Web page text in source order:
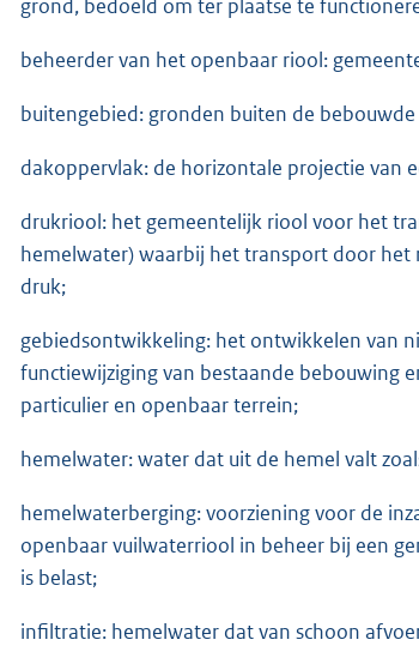
grond, bedoeld om ter plaatse te
beheerder van het openbaar riool:
buitengebied: gronden buiten de
dakoppervlak: de horizontale projectie van
drukriool: het gemeentelijk riool voor het
hemelwater) waarbij het transport door
druk;
gebiedsontwikkeling: het ontwikkelen van
functiewijziging van bestaande bebouwing
particulier en openbaar terrein;
hemelwater: water dat uit de hemel valt
hemelwaterberging: voorziening voor de
openbaar vuilwaterriool in beheer bij een
is belast;
infiltratie: hemelwater dat van schoon